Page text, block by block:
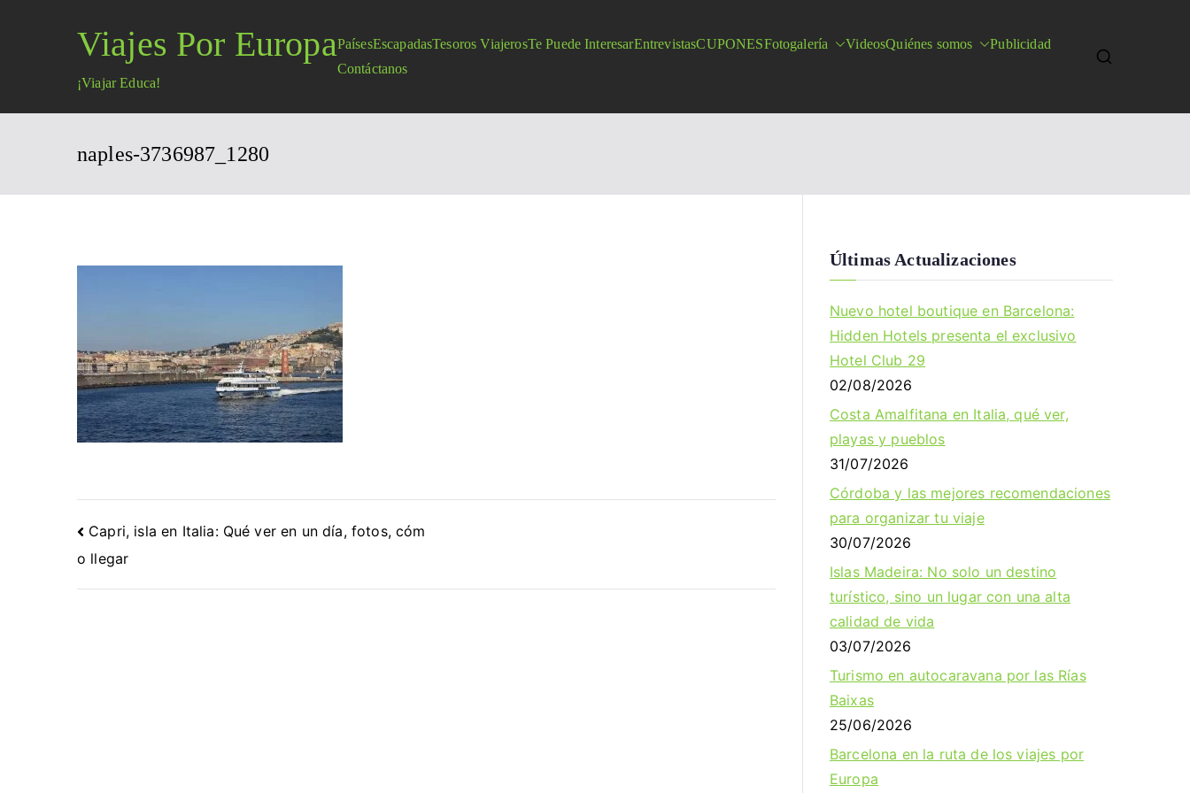
Viajes Por Europa
¡Viajar Educa!
PaísesEscapadasTesoros ViajerosTe Puede InteresarEntrevistasCUPONESFotogalería VideosQuiénes somos
Publicidad
Contáctanos
naples-3736987_1280
Navegación
de
entradas
Capri, isla en Italia: Qué ver en un día, fotos, cóm
o llegar
Últimas Actualizaciones
Nuevo hotel boutique en Barcelona:
Hidden Hotels presenta el exclusivo
Hotel Club 29
02/08/2026
Costa Amalfitana en Italia, qué ver,
playas y pueblos
31/07/2026
Córdoba y las mejores recomendaciones
para organizar tu viaje
30/07/2026
Islas Madeira: No solo un destino
turístico, sino un lugar con una alta
calidad de vida
03/07/2026
Turismo en autocaravana por las Rías
Baixas
25/06/2026
Barcelona en la ruta de los viajes por
Europa